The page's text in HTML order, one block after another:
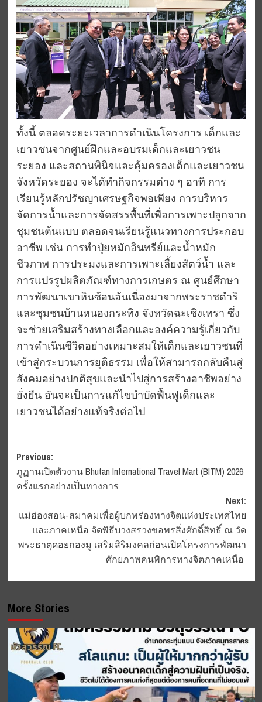
ทั้งนี้ ตลอดระยะเวลาการดำเนินโครงการ เด็กและ
เยาวชนจากศูนย์ฝึกและอบรมเด็กและเยาวชน
ระยอง และสถานพินิจและคุ้มครองเด็กและเยาวชน
จังหวัดระยอง จะได้ทำกิจกรรมต่าง ๆ อาทิ การ
เรียนรู้หลักปรัชญาเศรษฐกิจพอเพียง การบริหาร
จัดการน้ำและการจัดสรรพื้นที่เพื่อการเพาะปลูกจาก
ชุมชนต้นแบบ ตลอดจนเรียนรู้แนวทางการประกอบ
อาชีพ เช่น การทำปุ๋ยหมักอินทรีย์และน้ำหมัก
ชีวภาพ การประมงและการเพาะเลี้ยงสัตว์น้ำ และ
การแปรรูปผลิตภัณฑ์ทางการเกษตร ณ ศูนย์ศึกษา
การพัฒนาเขาหินซ้อนอันเนื่องมาจากพระราชดำริ
และชุมชนบ้านหนองกระทิง จังหวัดฉะเชิงเทรา ซึ่ง
จะช่วยเสริมสร้างทางเลือกและองค์ความรู้เกี่ยวกับ
การดำเนินชีวิตอย่างเหมาะสมให้เด็กและเยาวชนที่
เข้าสู่กระบวนการยุติธรรม เพื่อให้สามารถกลับคืนสู่
สังคมอย่างปกติสุขและนำไปสู่การสร้างอาชีพอย่าง
ยั่งยืน อันจะเป็นการแก้ไขบำบัดฟื้นฟูเด็กและ
เยาวชนได้อย่างแท้จริงต่อไป
Post
navigation
Previous:
ภูฏานเปิดตัวงาน Bhutan International Travel Mart (BITM) 2026
ครั้งแรกอย่างเป็นทางการ
Next:
แม่ฮ่องสอน-สมาคมเพื่อผู้บกพร่องทางจิตแห่งประเทศไทย
และภาคเหนือ จัดพิธีบวงสรวงขอพรสิ่งศักดิ์สิทธิ์ ณ วัด
พระธาตุดอยกองมู เสริมสิริมงคลก่อนเปิดโครงการพัฒนา
ศักยภาพคนพิการทางจิตภาคเหนือ
More Stories